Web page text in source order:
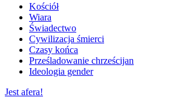
Kościół
Wiara
Świadectwo
Cywilizacja śmierci
Czasy końca
Prześladowanie chrześcijan
Ideologia gender
Jest afera!